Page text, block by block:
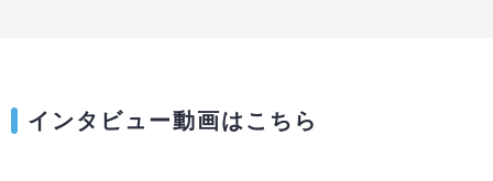
インタビュー動画はこちら